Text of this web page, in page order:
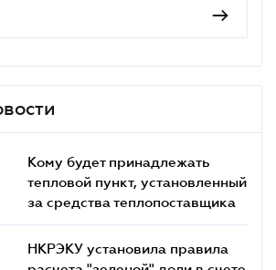
Кому будет принадлежать
тепловой пункт, установленный
за средства теплопоставщика
НКРЭКУ установила правила